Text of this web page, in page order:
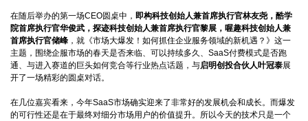
在随后举办的第一场CEO圆桌中， 即构科技创始人兼首席执行官林友尧，酷学
院首席执行官华俊武，探迹科技创始人兼首席执行官黎展，喔趣科技创始人兼
首席执行官储峰 ，就《市场大爆发！如何抓住企业服务领域的新机遇？》这一
主题，围绕企服市场的春天是否来临、可以持续多久、SaaS付费模式是否跑
通、与进入赛道的巨头如何竞合等行业热点话题，与启明创投合伙人叶冠泰展
开了一场精彩的圆桌对话。
在几位嘉宾看来，今年SaaS市场确实迎来了非常好的发展机会和成长。而爆发
的可行性还是在于最终对细分市场用户的价值提升。所以今天的技术只是一个